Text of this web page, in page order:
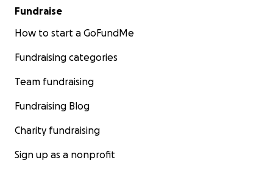
Fundraise
How to start a GoFundMe
Fundraising categories
Team fundraising
Fundraising Blog
Charity fundraising
Sign up as a nonprofit